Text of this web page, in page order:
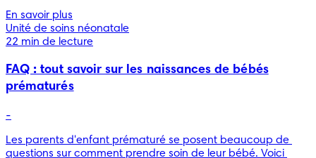
En savoir plus
Unité de soins néonatale
22 min de lecture
FAQ : tout savoir sur les naissances de bébés
prématurés
-
Les parents d'enfant prématuré se posent beaucoup de
questions sur comment prendre soin de leur bébé. Voici